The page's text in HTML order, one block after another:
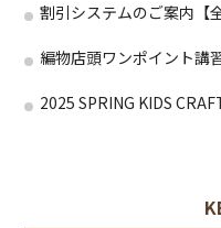
割引システムのご案内【
編物店頭ワンポイント講
2025 SPRING KIDS